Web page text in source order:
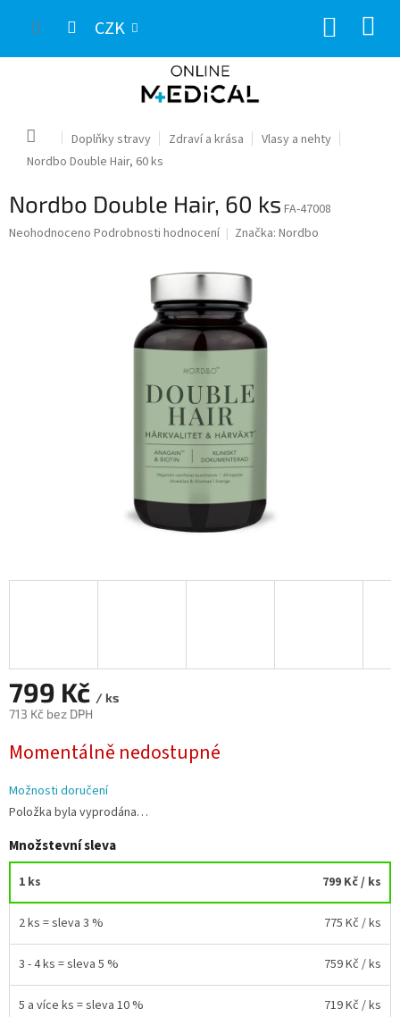
CZK
Domů Doplňky stravy Zdraví a krása
Vlasy a nehty
Nordbo Double Hair, 60 ks
Nordbo Double Hair, 60 ks FA-47008
Průměrné
Neohodnoceno Podrobnosti hodnocení Značka: Nordbo
799 Kč / ks
713 Kč bez DPH
cena:
Momentálně nedostupné
Možnosti doručení
Položka byla vyprodána…
Množstevní sleva
1 ks 799 Kč/ ks
2 ks = sleva 3 % 775 Kč / ks
3 - 4 ks = sleva 5 % 759 Kč / ks
5 a více ks = sleva 10 % 719 Kč / ks